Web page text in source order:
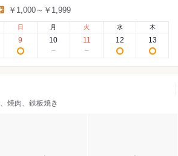
￥1,000～￥1,999
日
9
月
10
火
11
水
12
木
13
、焼肉、鉄板焼き